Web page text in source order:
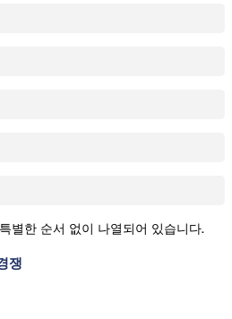
별한 순서 없이 나열되어 있습니다.
쟁